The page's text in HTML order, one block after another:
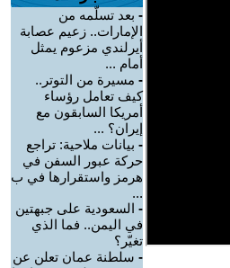
- بعد تسلّمه من
الإمارات.. زعيم عصابة
أيرلندي مزعوم يمثل
أمام ...
- مسيرة من التوتر..
كيف تعامل رؤساء
أمريكا السابقون مع
إيران؟ ...
- بيانات ملاحية: تراجع
حركة عبور السفن في
هرمز واستقرارها في ب
...
- السعودية على جبهتين
في اليمن.. فما الذي
تغيّر؟
- سلطنة عمان تعلن عن